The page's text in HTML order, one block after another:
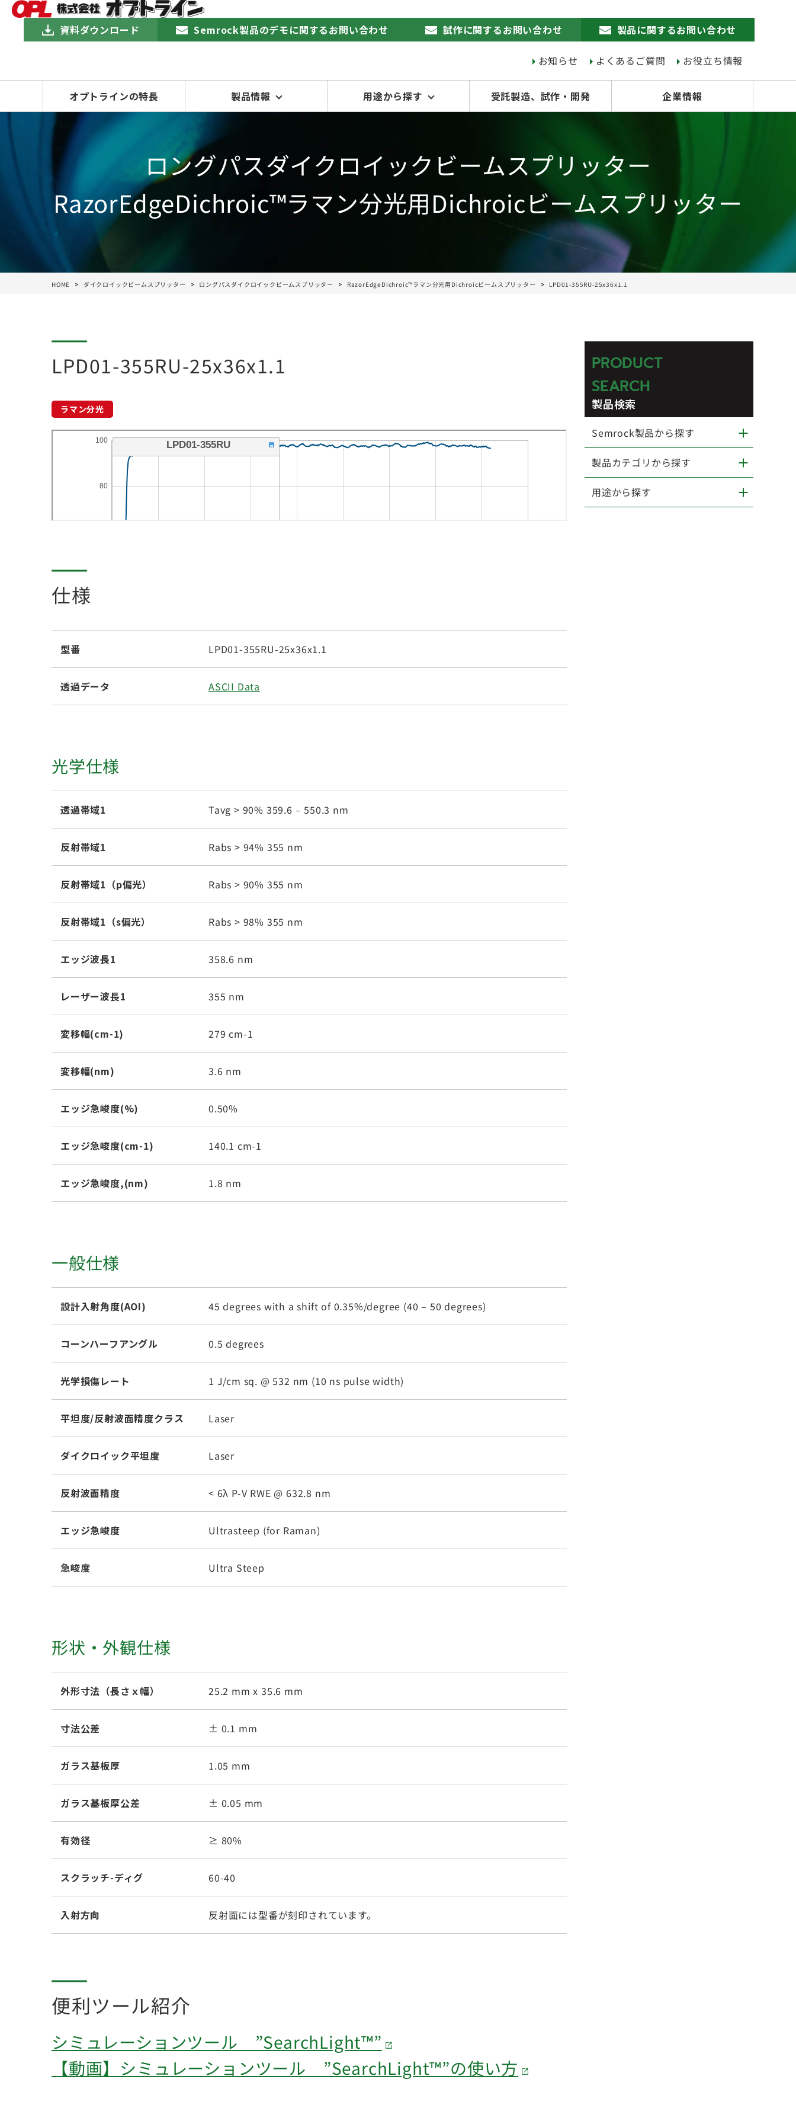
資料ダウンロード Semrock製品のデモに関するお問い合わせ 試作に関するお問い合わせ 製品に関するお問い合わせ
お知らせ よくあるご質問 お役立ち情報
オプトラインの特長 製品情報 用途から探す 受託製造、試作・開発 企業情報
ロングパスダイクロイックビームスプリッター
RazorEdgeDichroic™ラマン分光用Dichroicビームスプリッター
HOME ダイクロイックビームスプリッター ロングパスダイクロイックビームスプリッター RazorEdgeDichroic™ラマン分光用Dichroicビームスプリッター LPD01-355RU-25x36x1.1
LPD01-355RU-25x36x1.1
ラマン分光
仕様
型番 LPD01-355RU-25x36x1.1
透過データ ASCII Data
光学仕様
透過帯域1 Tavg > 90% 359.6 – 550.3 nm
反射帯域1 Rabs > 94% 355 nm
反射帯域1（p偏光） Rabs > 90% 355 nm
反射帯域1（s偏光） Rabs > 98% 355 nm
エッジ波長1 358.6 nm
レーザー波長1 355 nm
変移幅(cm-1) 279 cm-1
変移幅(nm) 3.6 nm
エッジ急峻度(%) 0.50%
エッジ急峻度(cm-1) 140.1 cm-1
エッジ急峻度,(nm) 1.8 nm
一般仕様
設計入射角度(AOI) 45 degrees with a shift of 0.35%/degree (40 – 50 degrees)
コーンハーフアングル 0.5 degrees
光学損傷レート 1 J/cm sq. @ 532 nm (10 ns pulse width)
平坦度/反射波面精度クラス Laser
ダイクロイック平坦度 Laser
反射波面精度 < 6λ P-V RWE @ 632.8 nm
エッジ急峻度 Ultrasteep (for Raman)
急峻度 Ultra Steep
形状・外観仕様
外形寸法（長さｘ幅） 25.2 mm x 35.6 mm
寸法公差 ± 0.1 mm
ガラス基板厚 1.05 mm
ガラス基板厚公差 ± 0.05 mm
有効径 ≥ 80%
スクラッチ-ディグ 60-40
入射方向 反射面には型番が刻印されています。
便利ツール紹介
シミュレーションツール ”SearchLight™”
【動画】シミュレーションツール ”SearchLight™”の使い方
PRODUCT
SEARCH
製品検索
Semrock製品から探す
製品カテゴリから探す
用途から探す